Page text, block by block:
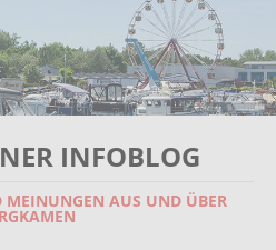
INFOBLOG
AUS UND ÜBER